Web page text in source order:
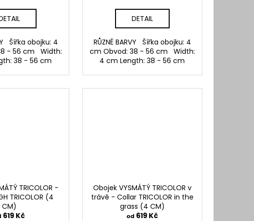
Šířka obojku: 4
- 56 cm Width:
38 - 56 cm
DETAIL
RŮZNÉ BARVY Šířka obojku: 4
cm Obvod: 38 - 56 cm Width:
4 cm Length: 38 - 56 cm
TRICOLOR -
TRICOLOR (4
CM)
619 Kč
Obojek VYSMÁTÝ TRICOLOR v
trávě - Collar TRICOLOR in the
grass (4 CM)
od 619 Kč